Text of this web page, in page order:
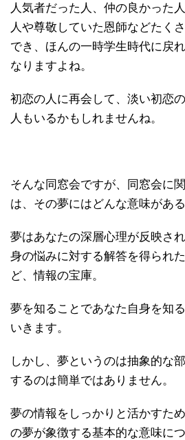
人気者だった人、仲の良かった
人や尊敬していた恩師などたく
でき、ほんの一時学生時代に戻
なりますよね。
初恋の人に再会して、淡い初恋
人もいるかもしれませんね。
そんな同窓会ですが、同窓会に
は、その夢にはどんな意味があ
夢はあなたの深層心理が反映さ
身の悩みに対する解答を得られ
ど、情報の宝庫。
夢を知ることであなた自身を知
いきます。
しかし、夢というのは抽象的な
するのは簡単ではありません。
夢の情報をしっかりと活かすた
の夢が象徴する基本的な意味に